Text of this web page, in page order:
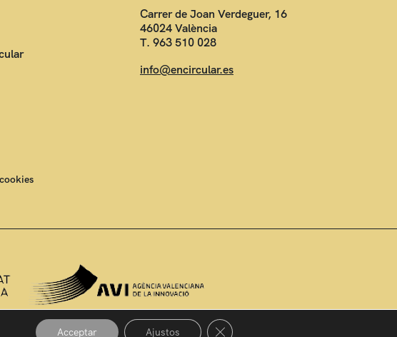
Carrer de Joan Verdeguer, 16
46024 València
T. 963 510 028
info@encircular.es
Acceptar Ajustos Close GDPR Cookie Banner